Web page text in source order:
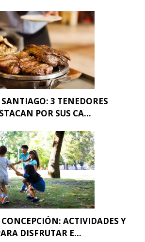
3 TENEDORES
POR SUS CA...
ACTIVIDADES Y
DISFRUTAR E...